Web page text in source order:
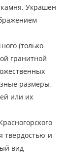
Украшен
(только
гранитной
размеры,
или их
твердостью и
вид